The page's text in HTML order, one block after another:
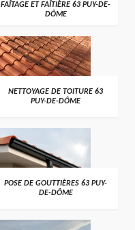
FAÎTAGE ET FAÎTIÈRE 63 PUY-DE-
DÔME
NETTOYAGE DE TOITURE 63
PUY-DE-DÔME
POSE DE GOUTTIÈRES 63 PUY-
DE-DÔME